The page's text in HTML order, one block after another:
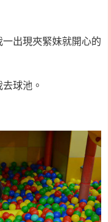
出現夾緊妹就開心的
球池。